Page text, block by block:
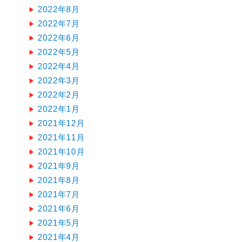
2022年8月
2022年7月
2022年6月
2022年5月
2022年4月
2022年3月
2022年2月
2022年1月
2021年12月
2021年11月
2021年10月
2021年9月
2021年8月
2021年7月
2021年6月
2021年5月
2021年4月